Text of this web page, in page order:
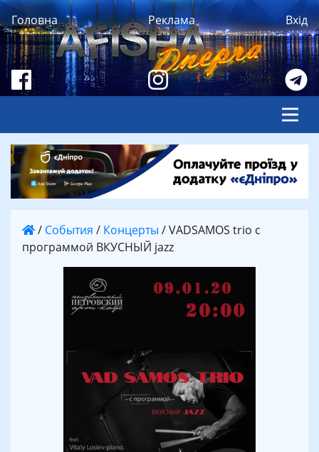
Головна Реклама Вхід
/ События / Концерты /VADSAMOS trio с
программой ВКУСНЫЙ jazz